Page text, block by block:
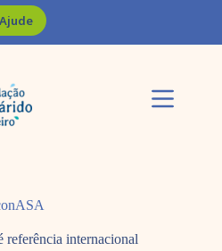
internacional